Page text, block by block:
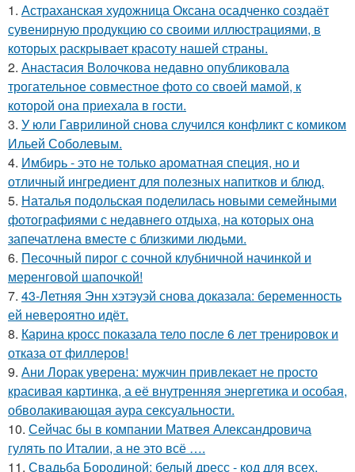
1. Астраханская художница Оксана осадченко создаёт
сувенирную продукцию со своими иллюстрациями, в
которых раскрывает красоту нашей страны.
2. Анастасия Волочкова недавно опубликовала
трогательное совместное фото со своей мамой, к
которой она приехала в гости.
3. У юли Гаврилиной снова случился конфликт с комиком
Ильей Соболевым.
4. Имбирь - это не только ароматная специя, но и
отличный ингредиент для полезных напитков и блюд.
5. Наталья подольская поделилась новыми семейными
фотографиями с недавнего отдыха, на которых она
запечатлена вместе с близкими людьми.
6. Песочный пирог с сочной клубничной начинкой и
меренговой шапочкой!
7. 43-Летняя Энн хэтэуэй снова доказала: беременность
ей невероятно идёт.
8. Карина кросс показала тело после 6 лет тренировок и
отказа от филлеров!
9. Ани Лорак уверена: мужчин привлекает не просто
красивая картинка, а её внутренняя энергетика и особая,
обволакивающая аура сексуальности.
10. Сейчас бы в компании Матвея Александровича
гулять по Италии, а не это всё ….
11. Свадьба Бородиной: белый дресс - код для всех,